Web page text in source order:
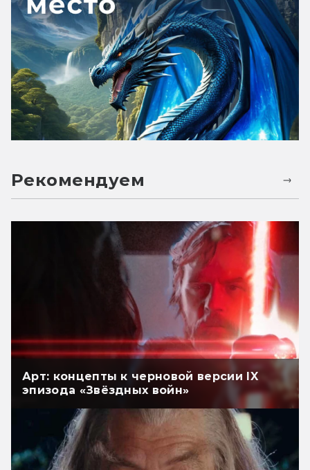
Рекомендуем
Арт: концепты к черновой версии IX
эпизода «Звёздных войн»